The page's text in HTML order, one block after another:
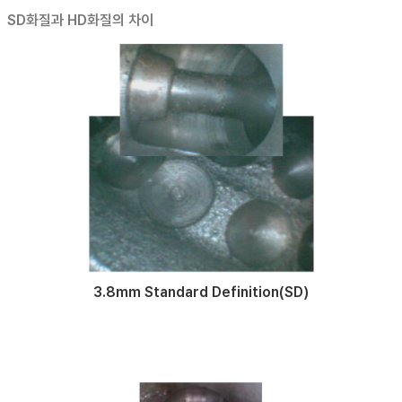
SD화질과 HD화질의 차이
3.8mm Standard Definition(SD)